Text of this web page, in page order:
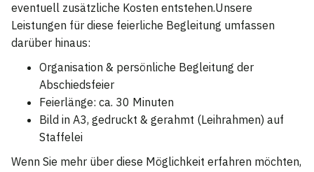
eventuell zusätzliche Kosten entstehen.Unsere
Leistungen für diese feierliche Begleitung umfassen
darüber hinaus:
Organisation & persönliche Begleitung der
Abschiedsfeier
Feierlänge: ca. 30 Minuten
Bild in A3, gedruckt & gerahmt (Leihrahmen) auf
Staffelei
Wenn Sie mehr über diese Möglichkeit erfahren möchten,